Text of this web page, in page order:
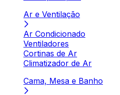
Ar e Ventilação
Ar Condicionado
Ventiladores
Cortinas de Ar
Climatizador de Ar
Cama, Mesa e Banho